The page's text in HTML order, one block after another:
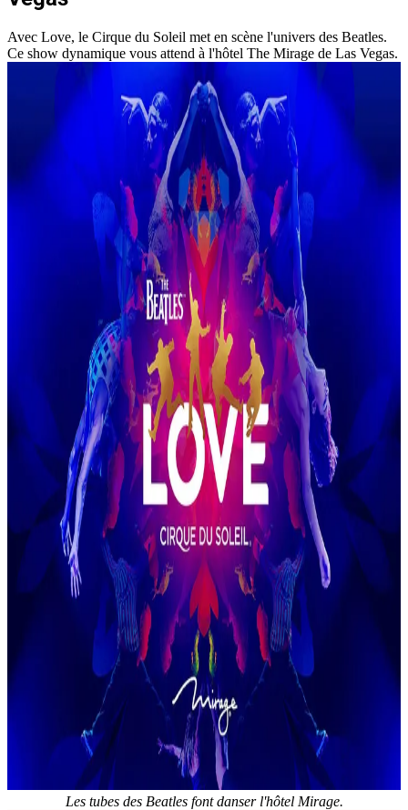
Avec Love, le Cirque du Soleil met en scène l'univers des Beatles.
Ce show dynamique vous attend à l'hôtel The Mirage de Las Vegas.
Les tubes des Beatles font danser l'hôtel Mirage.